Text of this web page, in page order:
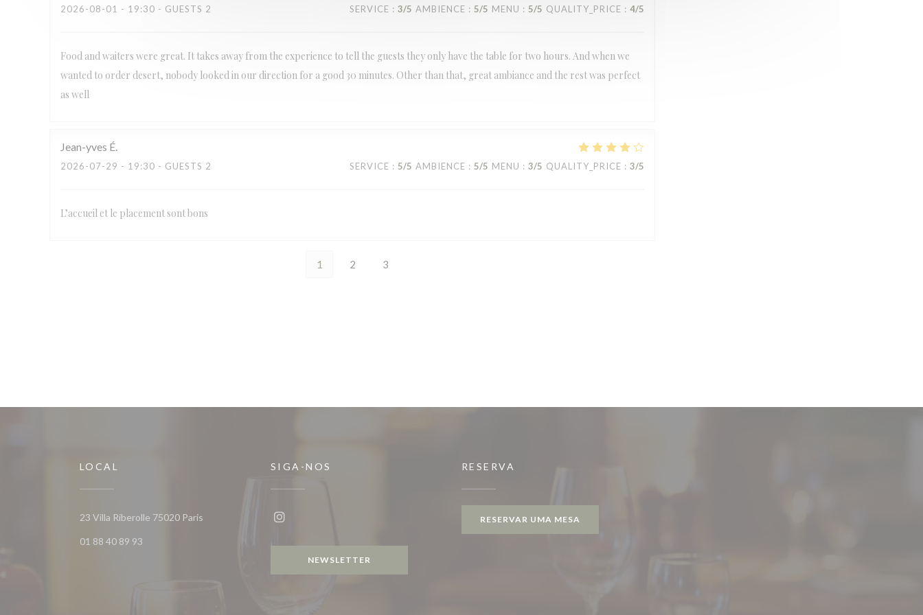
2026-08-01 - 19:30 - GUESTS 2 SERVICE : 3/5 AMBIENCE : 5/5 MENU : 5/5 QUALITY_PRICE : 4/5
Food and waiters were great. It takes away from the experience to tell the guests they only have the table for two hours. And when we
wanted to order desert, nobody looked in our direction for a good 30 minutes. Other than that, great ambiance and the rest was perfect
as well
Jean-yves É
2026-07-29 - 19:30 - GUESTS 2 SERVICE : 5/5 AMBIENCE : 5/5 MENU : 3/5 QUALITY_PRICE : 3/5
L’accueil et le placement sont bons
1 2 3
LOCAL
23 Villa Riberolle 75020 Paris((abre numa nova janela))
01 88 40 89 93
SIGA-NOS
NEWSLETTER
RESERVA
RESERVAR UMA MESA